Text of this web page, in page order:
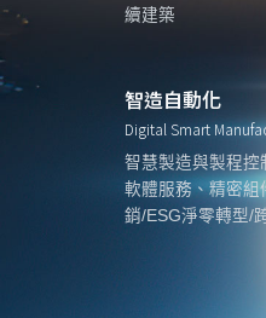
續建築
智造自動化
Digital Smart
智慧製造與製程控
軟體服務、精密組
銷/ESG淨零轉型/